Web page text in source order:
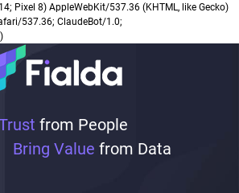
from People
Bring Value from Data
Pixel 8) AppleWebKit/537.36 (KHTML, like Gecko)
537.36; ClaudeBot/1.0;